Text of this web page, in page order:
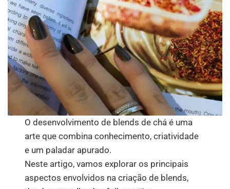
O desenvolvimento de blends de chá é uma
arte que combina conhecimento, criatividade
e um paladar apurado.
Neste artigo, vamos explorar os principais
aspectos envolvidos na criação de blends,